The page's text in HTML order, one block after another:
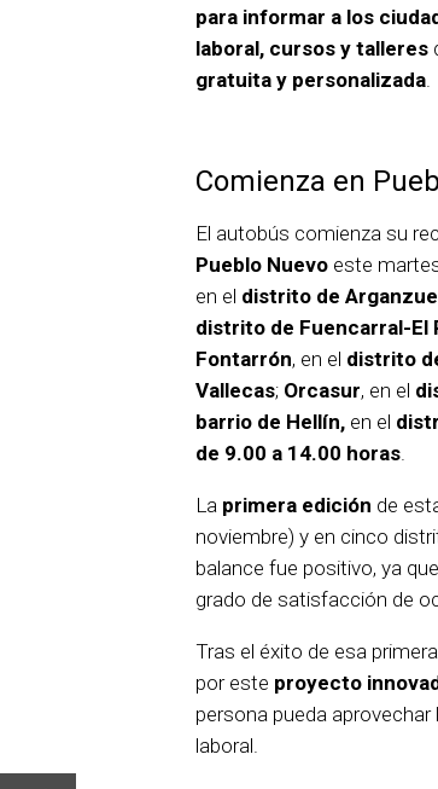
para informar a los
laboral, cursos y talleres
gratuita y personalizada.
Comienza en
El autobús comienza su
Pueblo Nuevo este
en el distrito de
distrito de Fuencarral-El
Fontarrón, en el distrito
Vallecas; Orcasur, en el
barrio de Hellín, en el
de 9.00 a 14.00 horas.
La primera edición de
noviembre) y en cinco
balance fue positivo, ya
grado de satisfacción de
Tras el éxito de esa
por este proyecto
persona pueda
laboral.